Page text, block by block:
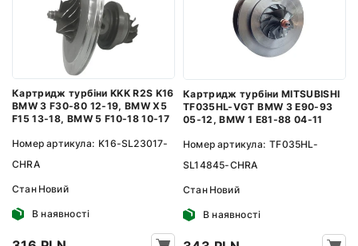
Картридж турбіни KKK R2S K16
BMW 3 F30-80 12-19, BMW X5
F15 13-18, BMW 5 F10-18 10-17
Номер артикула: K16-SL23017-
CHRA
Стан Новий
В наявності
Картридж турбіни MITSUBISHI
TF035HL-VGT BMW 3 E90-93
05-12, BMW 1 E81-88 04-11
Номер артикула: TF035HL-
SL14845-CHRA
Стан Новий
В наявності